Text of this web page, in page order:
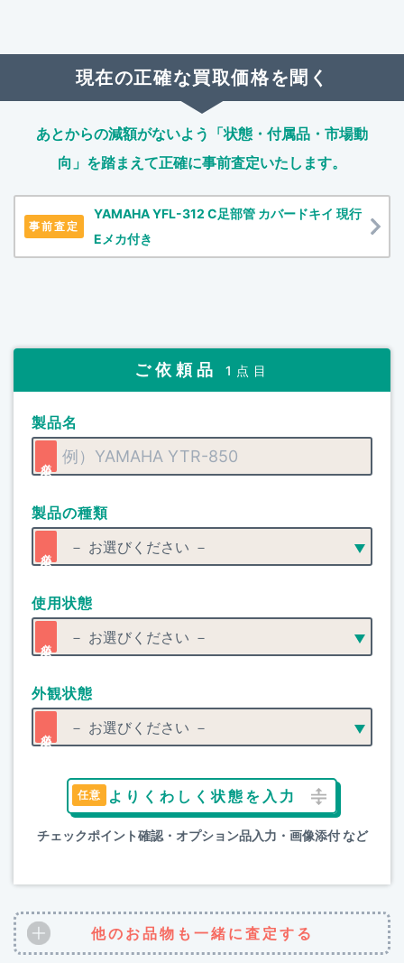
現在の正確な買取価格を聞く
あとからの減額がないよう「状態・付属品・市場動
向」を踏まえて正確に事前査定いたします。
事前査定
YAMAHA YFL-312 C足部管 カバードキイ 現行
Eメカ付き
ご依頼品 1点目
製品名
製品の種類
使用状態
外観状態
よりくわしく状態を入力
チェックポイント確認・オプション品入力・画像添付 など
他のお品物も一緒に査定する